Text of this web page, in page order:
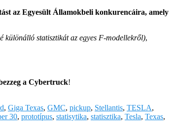
az Egyesült Államokbeli konkurencáira, amely
különálló statisztikát az egyes F-modellekről),
a Cybertruck!
, Giga Texas, GMC, pickup, Stellantis, TESLA,
30, prototípus, statisytika, statisztika, Tesla, Texas,